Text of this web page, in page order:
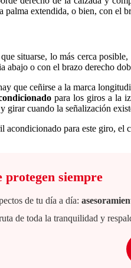
extendida, o bien, con el
situarse, lo más cerca
abajo o con el brazo derecho
que ceñirse a la marca
para los giros a la
girar cuando la señalización
acondicionado para este giro, el
protegen siempre
de tu día a día:
de toda la tranquilidad y